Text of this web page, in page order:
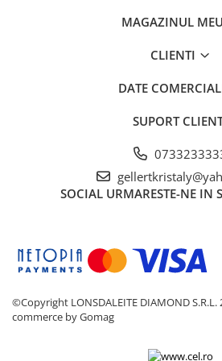
Extras demontat tapiterie pini
Extras suruburi piulite
Aerisit schimbat lichid
Trusa completa
Magnet recuperator
Pistol impact
Pistol electric
- Ambalaj original - cutie practică
MAGAZINUL MEU
CLIENTI
DATE
SUPORT
SOCIAL URMARESTE-NE IN
©Copyright LONSDALEITE DIAMOND S.R.L.
commerce by Gomag